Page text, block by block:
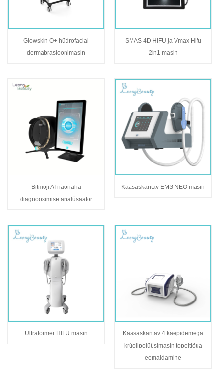
Glowskin O+ hüdrofacial
dermabrasioonimasin
SMAS 4D HIFU ja Vmax Hifu
2in1 masin
Bitmoji AI näonaha
diagnoosimise analüsaator
Kaasaskantav EMS NEO masin
Ultraformer HIFU masin
Kaasaskantav 4 käepidemega
krüolipolüüsimasin topeltlõua
eemaldamine